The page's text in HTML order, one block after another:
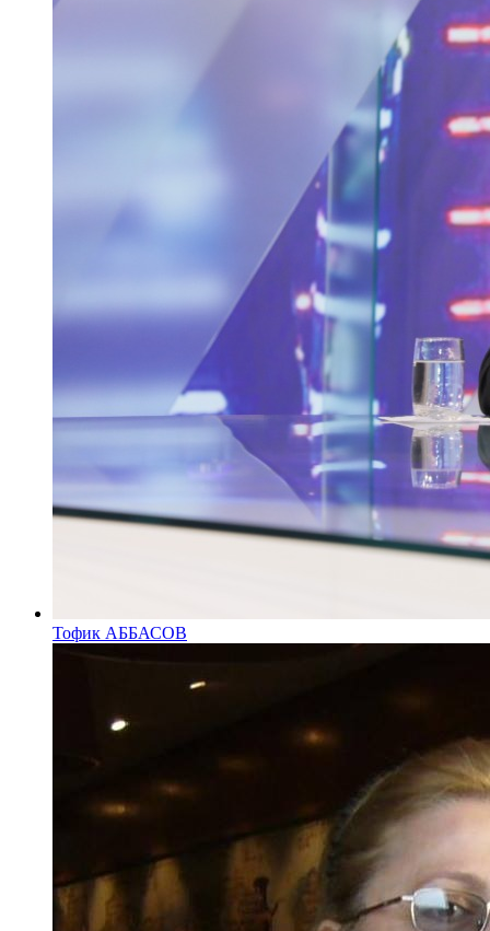
Тофик АББАСОВ